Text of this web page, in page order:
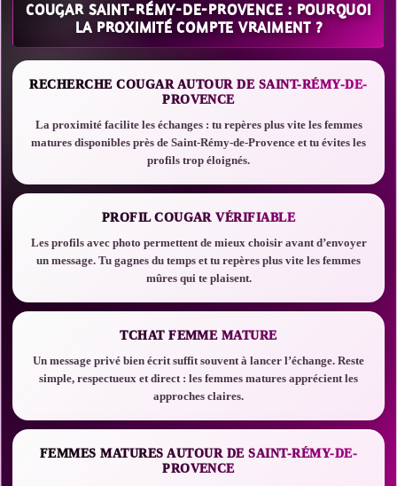
COUGAR SAINT-RÉMY-DE-PROVENCE : POURQUOI
LA PROXIMITÉ COMPTE VRAIMENT ?
RECHERCHE COUGAR AUTOUR DE SAINT-RÉMY-DE-
PROVENCE
La proximité facilite les échanges : tu repères plus vite les femmes
matures disponibles près de Saint-Rémy-de-Provence et tu évites les
profils trop éloignés.
PROFIL COUGAR VÉRIFIABLE
Les profils avec photo permettent de mieux choisir avant d’envoyer
un message. Tu gagnes du temps et tu repères plus vite les femmes
mûres qui te plaisent.
TCHAT FEMME MATURE
Un message privé bien écrit suffit souvent à lancer l’échange. Reste
simple, respectueux et direct : les femmes matures apprécient les
approches claires.
FEMMES MATURES AUTOUR DE SAINT-RÉMY-DE-
PROVENCE